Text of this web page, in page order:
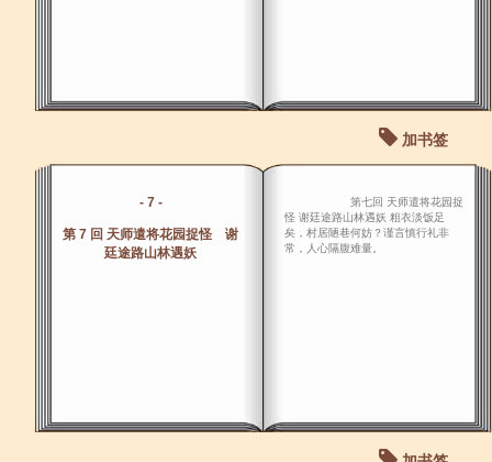
加书签
- 7 -
第 7 回 天师遣将花园捉怪 谢
廷途路山林遇妖
第七回 天师遣将花园捉
怪 谢廷途路山林遇妖 粗衣淡饭足
矣，村居陋巷何妨？谨言慎行礼非
常，人心隔腹难量。